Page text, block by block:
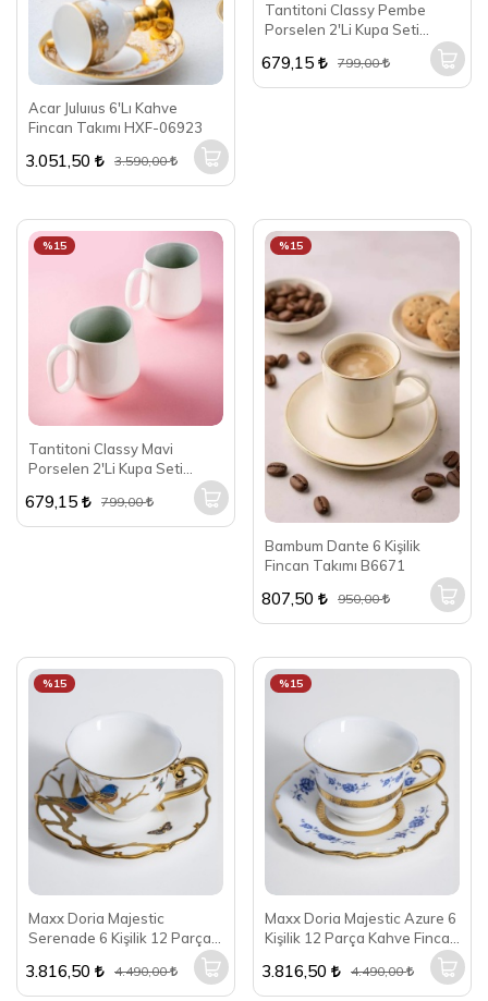
Acar Juluıus 6'Lı Kahve
Fincan Takımı HXF-06923
3.051,50 3.590,00
Tantitoni Classy Pembe
Porselen 2'Li Kupa Seti
679,15 799,00
Tantitoni Classy Mavi
Porselen 2'Li Kupa Seti
%15
679,15 799,00
Bambum Dante 6 Kişilik
Fincan Takımı B6671
%15
807,50 950,00
Maxx Doria Majestic
Serenade 6 Kişilik 12 Parça
PA2099
%15
3.816,50 4.490,00
Maxx Doria Majestic Azure 6
Kişilik 12 Parça Kahve Fincan
%15
3.816,50 4.490,00